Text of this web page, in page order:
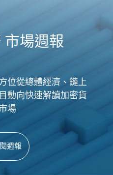
市場週報
位從總體經濟、鏈上
動向快速解讀加密貨
場
週報